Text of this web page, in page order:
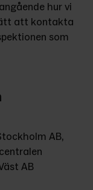
hur vi
att kontakta
som
AB,
AB